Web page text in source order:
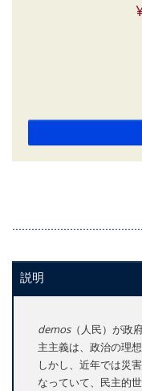
説明
demos（人民）が政
主主義は、政治の理
しかし、近年では災
なっていて、民主的